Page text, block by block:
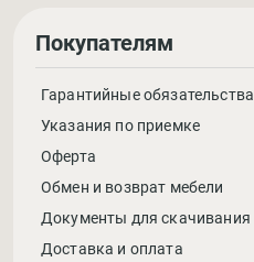
Покупателям
Гарантийные обязательства
Указания по приемке
Оферта
Обмен и возврат мебели
Документы для скачивания
Доставка и оплата